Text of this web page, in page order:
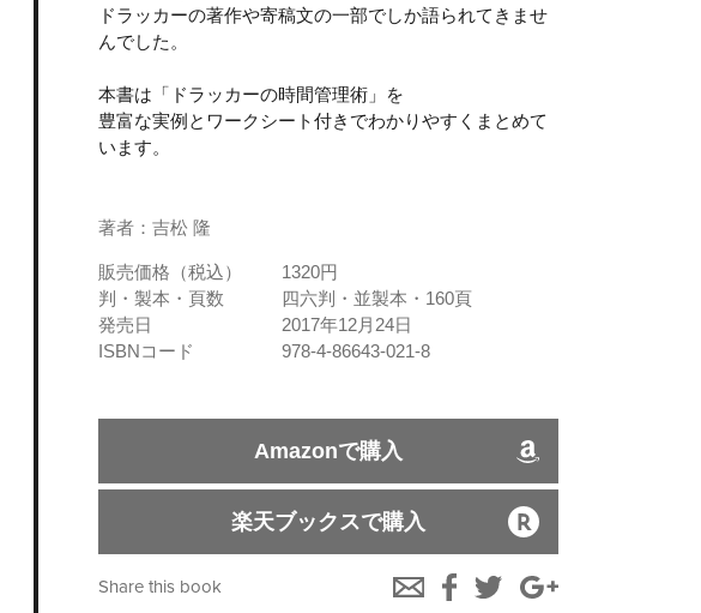
ドラッカーの著作や寄稿文の一部でしか語られてきませ
んでした。
本書は「ドラッカーの時間管理術」を
豊富な実例とワークシート付きでわかりやすくまとめて
います。
著者：吉松 隆
販売価格（税込）
1320円
判・製本・頁数
四六判・並製本・160頁
発売日
2017年12月24日
ISBNコード
978-4-86643-021-8
Amazonで購入
楽天ブックスで購入
Share this book